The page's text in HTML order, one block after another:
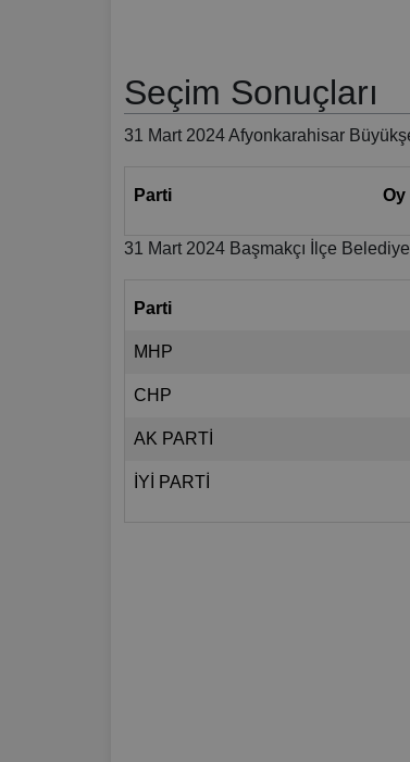
Seçim Sonuçları
31 Mart 2024 Afyonkarahisar
Parti Oy
31 Mart 2024 Başmakçı İlçe
Parti
MHP
CHP
AK PARTİ
İYİ PARTİ